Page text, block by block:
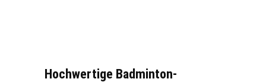
Hochwertige Badminton-